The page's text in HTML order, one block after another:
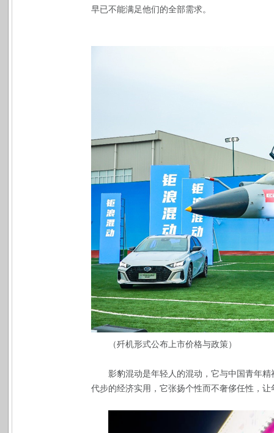
早已不能满足他们的全部需求。
（歼机形式公布上市价格与政策）
影豹混动是年轻人的混动，它与中国青年
代步的经济实用，它张扬个性而不奢侈任性，